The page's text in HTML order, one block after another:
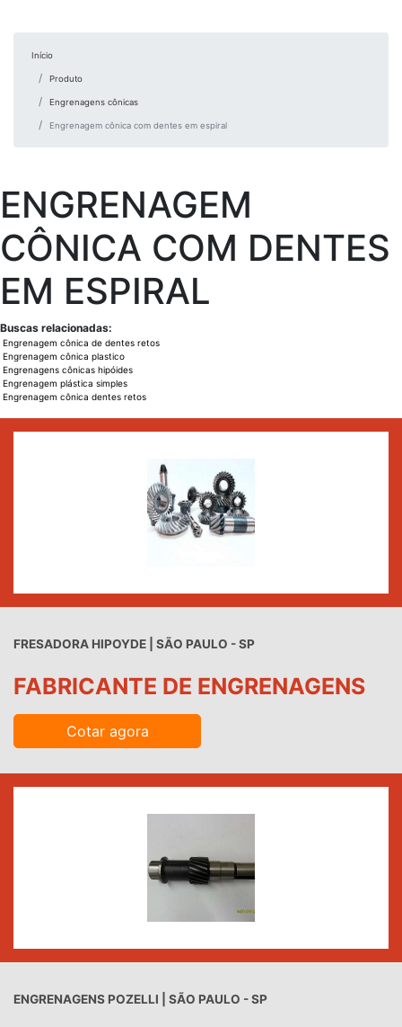
Início
Produto
Engrenagens cônicas
Engrenagem cônica com dentes em espiral
ENGRENAGEM
CÔNICA COM DENTES
EM ESPIRAL
Buscas relacionadas:
Engrenagem cônica de dentes retos
Engrenagem cônica plastico
Engrenagens cônicas hipóides
Engrenagem plástica simples
Engrenagem cônica dentes retos
FRESADORA HIPOYDE | SÃO PAULO - SP
FABRICANTE DE ENGRENAGENS
Cotar agora
ENGRENAGENS POZELLI | SÃO PAULO - SP